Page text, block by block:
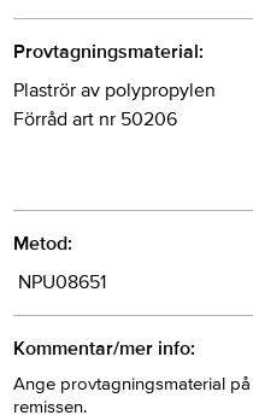
Provtagningsmaterial:
Plaströr av polypropylen
Förråd art nr 50206
Metod:
NPU08651
Kommentar/mer info:
Ange provtagningsmaterial
remissen.